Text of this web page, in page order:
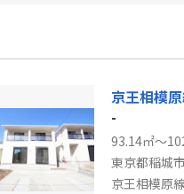
京王相模
-
93.14㎡～
東京都稲城